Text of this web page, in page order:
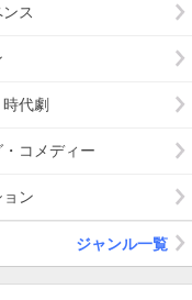
ス
時代劇
・コメディー
ン
ジャンル一覧